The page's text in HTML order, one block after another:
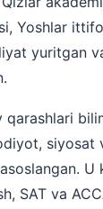
Yoshlar
yuritgan
siyosat
SAT va